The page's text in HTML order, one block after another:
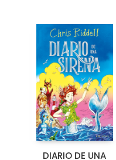
DIARIO DE UNA